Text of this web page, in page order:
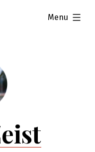
Menu
uitgevouwen